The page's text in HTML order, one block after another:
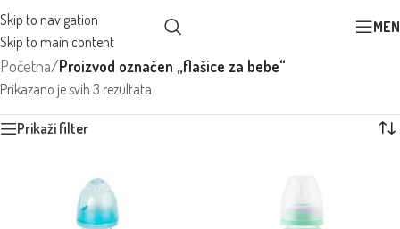
Skip to navigation
Skip to main content
Početna/Proizvod označen „flašice za bebe“
Prikazano je svih 3 rezultata
Prikaži filter